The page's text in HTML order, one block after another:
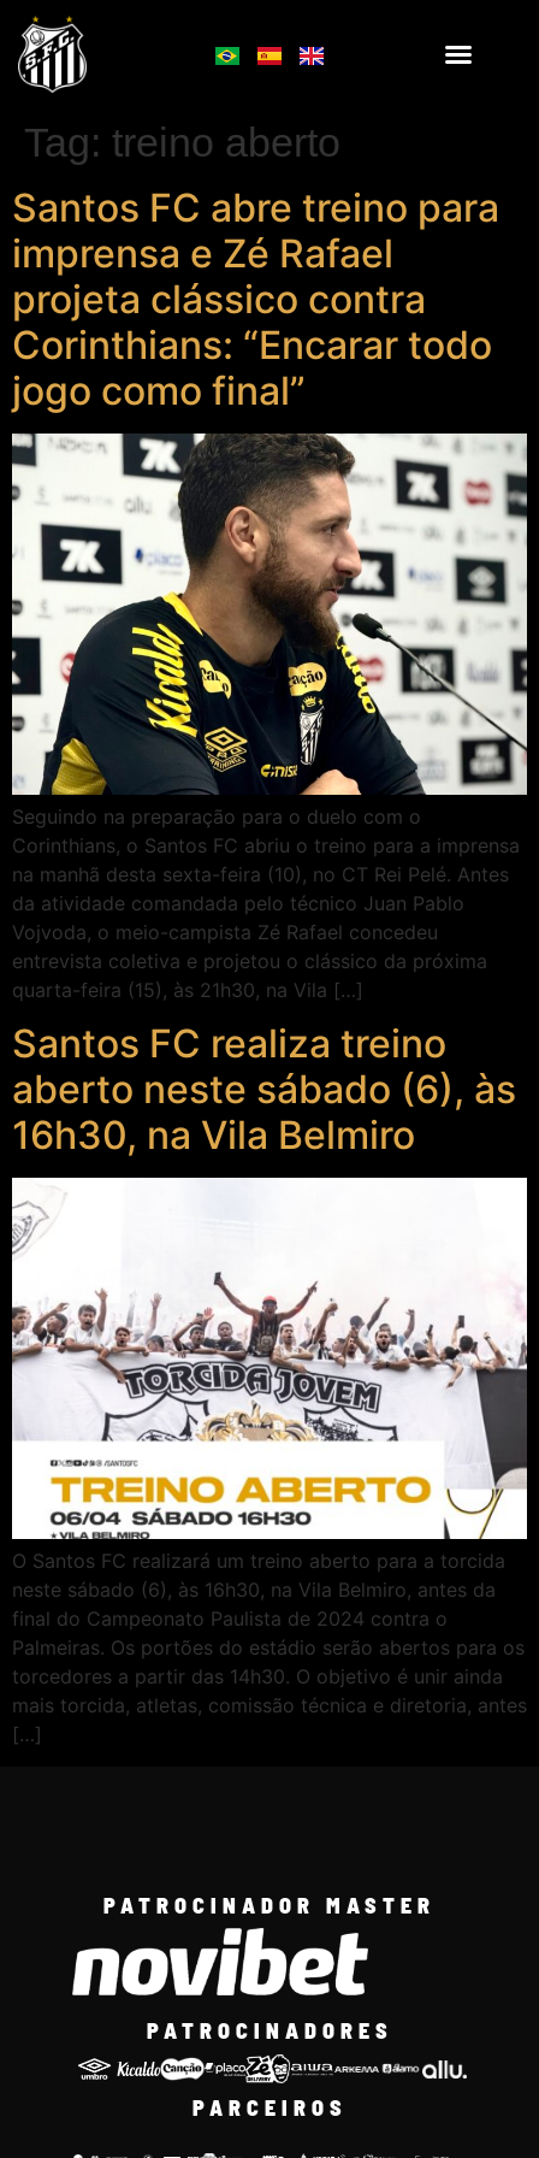
Tag: treino aberto
Santos FC abre treino para
imprensa e Zé Rafael
projeta clássico contra
Corinthians: “Encarar todo
jogo como final”
Seguindo na preparação para o duelo com o
Corinthians, o Santos FC abriu o treino para a imprensa
na manhã desta sexta-feira (10), no CT Rei Pelé. Antes
da atividade comandada pelo técnico Juan Pablo
Vojvoda, o meio-campista Zé Rafael concedeu
entrevista coletiva e projetou o clássico da próxima
quarta-feira (15), às 21h30, na Vila […]
Santos FC realiza treino
aberto neste sábado (6), às
16h30, na Vila Belmiro
O Santos FC realizará um treino aberto para a torcida
neste sábado (6), às 16h30, na Vila Belmiro, antes da
final do Campeonato Paulista de 2024 contra o
Palmeiras. Os portões do estádio serão abertos para os
torcedores a partir das 14h30. O objetivo é unir ainda
mais torcida, atletas, comissão técnica e diretoria, antes
[…]
PATROCINADOR MASTER
PATROCINADORES
PARCEIROS